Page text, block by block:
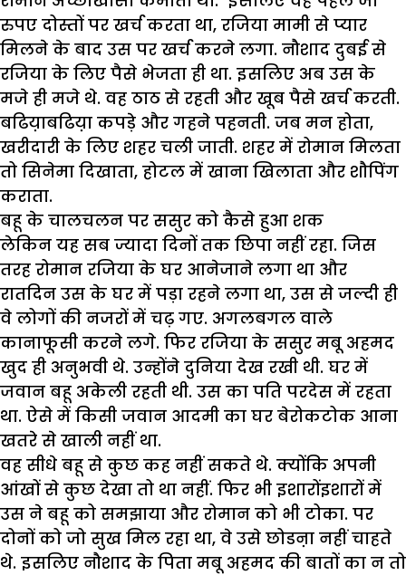
रुपए दोस्तों पर खर्च करता था, रजिया मामी से प्यार
मिलने के बाद उस पर खर्च करने लगा. नौशाद दुबई से
रजिया के लिए पैसे भेजता ही था. इसलिए अब उस के
मजे ही मजे थे. वह ठाठ से रहती और खूब पैसे खर्च करती.
बढिय़ाबढिय़ा कपड़े और गहने पहनती. जब मन होता,
खरीदारी के लिए शहर चली जाती. शहर में रोमान मिलता
तो सिनेमा दिखाता, होटल में खाना खिलाता और शौपिंग
कराता.
बहू के चालचलन पर ससुर को कैसे हुआ शक
लेकिन यह सब ज्यादा दिनों तक छिपा नहीं रहा. जिस
तरह रोमान रजिया के घर आनेजाने लगा था और
रातदिन उस के घर में पड़ा रहने लगा था, उस से जल्दी ही
वे लोगों की नजरों में चढ़ गए. अगलबगल वाले
कानाफूसी करने लगे. फिर रजिया के ससुर मबू अहमद
खुद ही अनुभवी थे. उन्होंने दुनिया देख रखी थी. घर में
जवान बहू अकेली रहती थी. उस का पति परदेस में रहता
था. ऐसे में किसी जवान आदमी का घर बेरोकटोक आना
खतरे से खाली नहीं था.
वह सीधे बहू से कुछ कह नहीं सकते थे. क्योंकि अपनी
आंखों से कुछ देखा तो था नहीं. फिर भी इशारोंइशारों में
उस ने बहू को समझाया और रोमान को भी टोका. पर
दोनों को जो सुख मिल रहा था, वे उसे छोडऩा नहीं चाहते
थे. इसलिए नौशाद के पिता मबू अहमद की बातों का न तो